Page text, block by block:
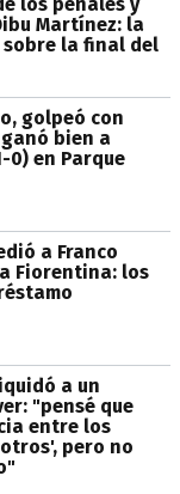
Martínez: la
sobre la final del
golpeó con
bien a
0) en Parque
a Franco
Fiorentina: los
a un
"pensé que
entre los
pero no